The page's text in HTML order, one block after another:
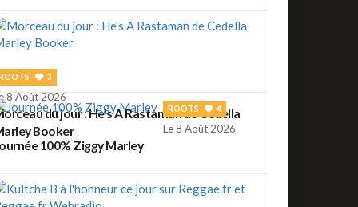
3
8 Août 2026
du jour : He's A Rastaman de Cedella
Booker
ROOTS 4
Le 8 Août 2026
100% Ziggy Marley